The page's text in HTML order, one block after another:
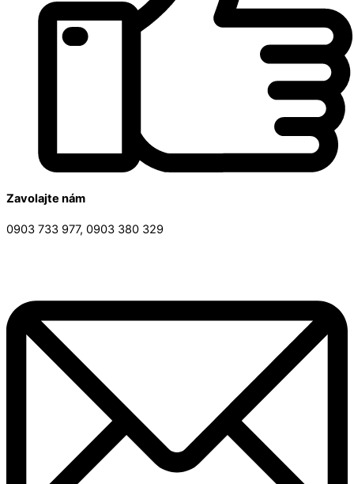
Zavolajte nám
0903 733 977, 0903 380 329